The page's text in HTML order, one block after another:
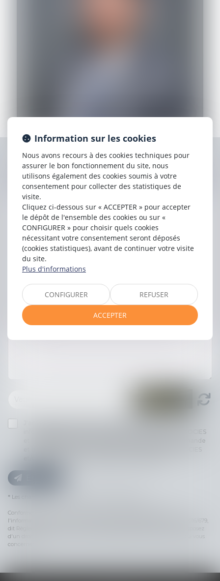
ContacterYann JULLIEN
informatiquement par THILL-MINICI-LEVIONNAIS & ASSOCIES
et l'hébergeur du présent site dans le cadre de ma demande
* Les champs suivis d'un astérisque sont obligatoires.
Conformément à la loi n°78-17 du 6 janvier 1978 modifiée relative à
l'informatique, aux fichiers et aux libertés, et au règlement européen 2016/679,
dit Règlement Général sur la Protection des Données (RGPD), vous disposez
d'un droit d'accès, de rectification, de suppression des informations qui vous
concernent.
Information sur les cookies
Nous avons recours à des cookies techniques pour
assurer le bon fonctionnement du site, nous
utilisons également des cookies soumis à votre
consentement pour collecter des statistiques de
visite.
Cliquez ci-dessous sur « ACCEPTER » pour accepter
le dépôt de l'ensemble des cookies ou sur «
CONFIGURER » pour choisir quels cookies
nécessitant votre consentement seront déposés
(cookies statistiques), avant de continuer votre visite
du site.
Plus d'informations
CONFIGURER REFUSER
ACCEPTER